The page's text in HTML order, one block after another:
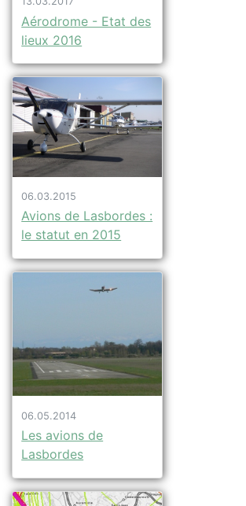
Aérodrome - Etat des
lieux 2016
06.03.2015
Avions de Lasbordes :
le statut en 2015
06.05.2014
Les avions de
Lasbordes